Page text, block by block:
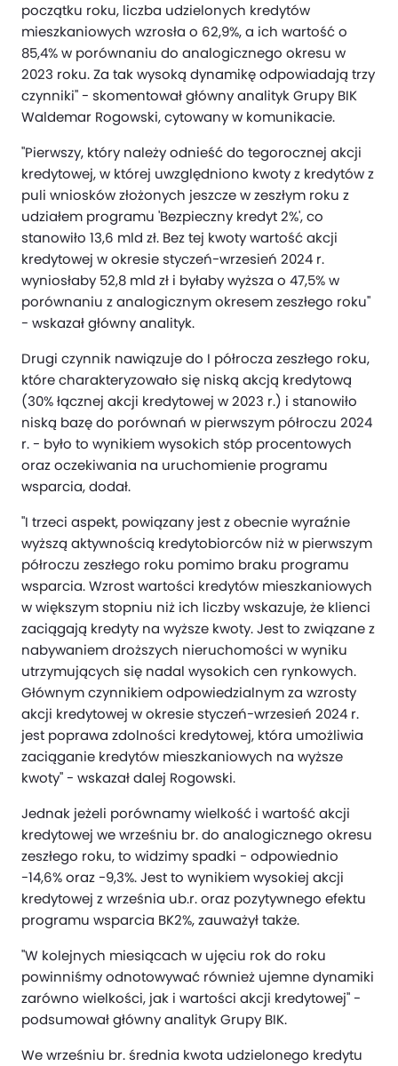
początku roku, liczba udzielonych kredytów
mieszkaniowych wzrosła o 62,9%, a ich wartość o
85,4% w porównaniu do analogicznego okresu w
2023 roku. Za tak wysoką dynamikę odpowiadają trzy
czynniki" - skomentował główny analityk Grupy BIK
Waldemar Rogowski, cytowany w komunikacie.
"Pierwszy, który należy odnieść do tegorocznej akcji
kredytowej, w której uwzględniono kwoty z kredytów z
puli wniosków złożonych jeszcze w zeszłym roku z
udziałem programu 'Bezpieczny kredyt 2%', co
stanowiło 13,6 mld zł. Bez tej kwoty wartość akcji
kredytowej w okresie styczeń-wrzesień 2024 r.
wyniosłaby 52,8 mld zł i byłaby wyższa o 47,5% w
porównaniu z analogicznym okresem zeszłego roku"
- wskazał główny analityk.
Drugi czynnik nawiązuje do I półrocza zeszłego roku,
które charakteryzowało się niską akcją kredytową
(30% łącznej akcji kredytowej w 2023 r.) i stanowiło
niską bazę do porównań w pierwszym półroczu 2024
r. - było to wynikiem wysokich stóp procentowych
oraz oczekiwania na uruchomienie programu
wsparcia, dodał.
"I trzeci aspekt, powiązany jest z obecnie wyraźnie
wyższą aktywnością kredytobiorców niż w pierwszym
półroczu zeszłego roku pomimo braku programu
wsparcia. Wzrost wartości kredytów mieszkaniowych
w większym stopniu niż ich liczby wskazuje, że klienci
zaciągają kredyty na wyższe kwoty. Jest to związane z
nabywaniem droższych nieruchomości w wyniku
utrzymujących się nadal wysokich cen rynkowych.
Głównym czynnikiem odpowiedzialnym za wzrosty
akcji kredytowej w okresie styczeń-wrzesień 2024 r.
jest poprawa zdolności kredytowej, która umożliwia
zaciąganie kredytów mieszkaniowych na wyższe
kwoty" - wskazał dalej Rogowski.
Jednak jeżeli porównamy wielkość i wartość akcji
kredytowej we wrześniu br. do analogicznego okresu
zeszłego roku, to widzimy spadki - odpowiednio
-14,6% oraz -9,3%. Jest to wynikiem wysokiej akcji
kredytowej z września ub.r. oraz pozytywnego efektu
programu wsparcia BK2%, zauważył także.
"W kolejnych miesiącach w ujęciu rok do roku
powinniśmy odnotowywać również ujemne dynamiki
zarówno wielkości, jak i wartości akcji kredytowej" -
podsumował główny analityk Grupy BIK.
We wrześniu br. średnia kwota udzielonego kredytu